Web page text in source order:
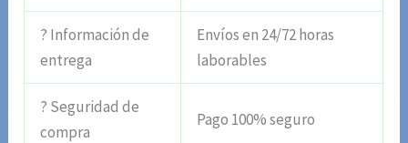
? Información de
entrega
Envíos en 24/72 horas
laborables
? Seguridad de
compra
Pago 100% seguro